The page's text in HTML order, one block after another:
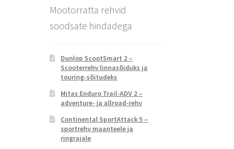
Mootorratta rehvid
soodsate hindadega
Dunlop ScootSmart 2 –
Scooterrehv linnasõiduks ja
touring-sõitudeks
Mitas Enduro Trail-ADV 2 –
adventure- ja allroad-rehv
Continental SportAttack 5 –
sportrehv maanteele ja
ringrajale